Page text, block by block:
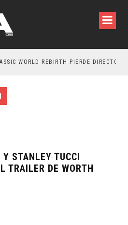
WORLD REBIRTH PIERDE DIRECTOR
STANLEY TUCCI
TRAILER DE WORTH